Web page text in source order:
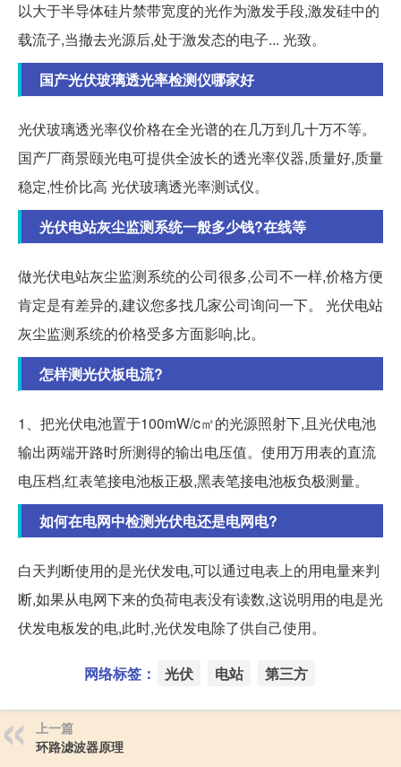
以大于半导体硅片禁带宽度的光作为激发手段,激发硅中的
载流子,当撤去光源后,处于激发态的电子... 光致。
国产光伏玻璃透光率检测仪哪家好
光伏玻璃透光率仪价格在全光谱的在几万到几十万不等。
国产厂商景颐光电可提供全波长的透光率仪器,质量好,质量
稳定,性价比高 光伏玻璃透光率测试仪。
光伏电站灰尘监测系统一般多少钱?在线等
做光伏电站灰尘监测系统的公司很多,公司不一样,价格方便
肯定是有差异的,建议您多找几家公司询问一下。 光伏电站
灰尘监测系统的价格受多方面影响,比。
怎样测光伏板电流?
1、把光伏电池置于100mW/c㎡的光源照射下,且光伏电池
输出两端开路时所测得的输出电压值。使用万用表的直流
电压档,红表笔接电池板正极,黑表笔接电池板负极测量。
如何在电网中检测光伏电还是电网电?
白天判断使用的是光伏发电,可以通过电表上的用电量来判
断,如果从电网下来的负荷电表没有读数,这说明用的电是光
伏发电板发的电,此时,光伏发电除了供自己使用。
网络标签： 光伏 电站 第三方
上一篇
环路滤波器原理